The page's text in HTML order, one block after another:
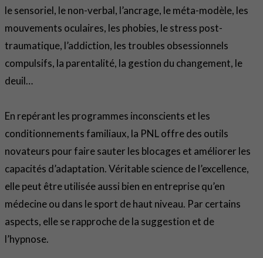
le sensoriel, le non-verbal, l’ancrage, le méta-modèle, les
mouvements oculaires, les phobies, le stress post-
traumatique, l’addiction, les troubles obsessionnels
compulsifs, la parentalité, la gestion du changement, le
deuil…
En repérant les programmes inconscients et les
conditionnements familiaux, la PNL offre des outils
novateurs pour faire sauter les blocages et améliorer les
capacités d’adaptation. Véritable science de l’excellence,
elle peut être utilisée aussi bien en entreprise qu’en
médecine ou dans le sport de haut niveau. Par certains
aspects, elle se rapproche de la suggestion et de
l’hypnose.